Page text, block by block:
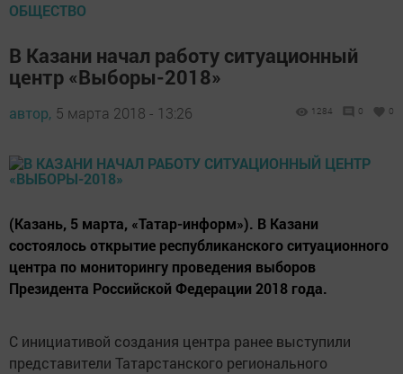
ОБЩЕСТВО
В Казани начал работу ситуационный
центр «Выборы-2018»
автор, 5 марта 2018 - 13:26 1284 0 0
(Казань, 5 марта, «Татар-информ»). В Казани
состоялось открытие республиканского ситуационного
центра по мониторингу проведения выборов
Президента Российской Федерации 2018 года.
С инициативой создания центра ранее выступили
представители Татарстанского регионального